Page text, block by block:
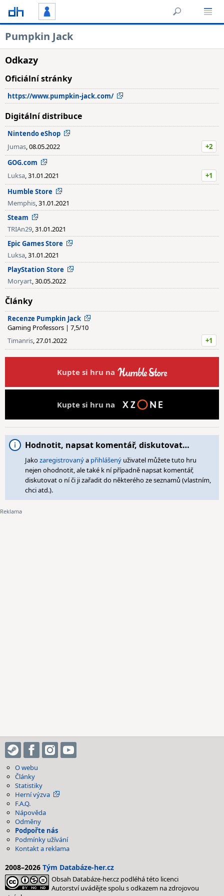
Pumpkin Jack
Odkazy
Oficiální stránky
https://www.pumpkin-jack.com/
Digitální distribuce
Nintendo eShop
Jumas, 08.05.2022
+2
GOG.com
Luksa, 31.01.2021
+1
Humble Store
Memphis, 31.01.2021
Steam
TRIAn29, 31.01.2021
Epic Games Store
Luksa, 31.01.2021
PlayStation Store
Moryart, 30.05.2022
Články
Recenze Pumpkin Jack
Gaming Professors | 7,5/10
Timanris, 27.01.2022 +1
Kupte si hru na
Kupte si hru na
Hodnotit, napsat komentář, diskutovat…
Jakozaregistrovanýa přihlášený uživatel můžete tuto hru
nejen ohodnotit, ale také k ní případně napsat komentář,
diskutovat o ní či ji zařadit do některého ze seznamů (vlastním,
chci atd.).
O webu
Články
Statistiky
Herní výzva
F.A.Q.
Nápověda
Odměny
Podpořte nás
Podmínky užívání
Kontakt a reklama
2008–2026 Tým Databáze-her.cz
Obsah Databáze-her.cz podléhá této licenci
Autorství uvádějte spolu s odkazem na zdrojovou